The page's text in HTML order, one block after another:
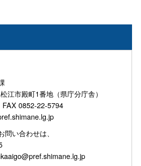
市殿町1番地（県庁分庁舎）
0852-22-5794
問い合わせは、